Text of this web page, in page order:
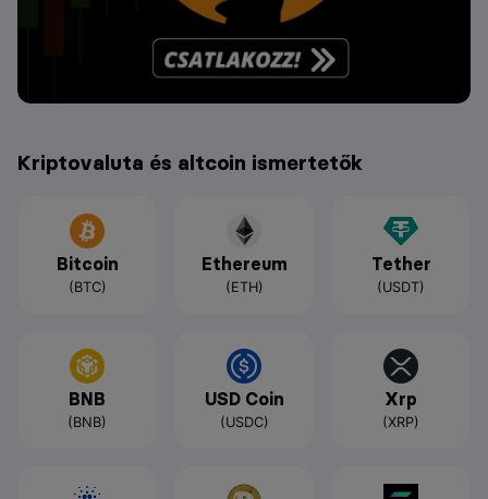
Kriptovaluta és altcoin ismertetők
Bitcoin
(BTC)
Ethereum
(ETH)
Tether
(USDT)
BNB
(BNB)
USD Coin
(USDC)
Xrp
(XRP)